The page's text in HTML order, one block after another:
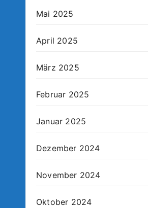
Mai 2025
April 2025
März 2025
Februar 2025
Januar 2025
Dezember 2024
November 2024
Oktober 2024